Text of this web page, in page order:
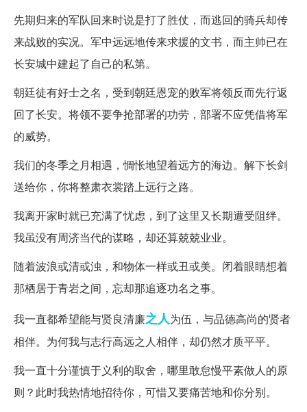
先期归来的军队回来时说是打了胜仗，而逃回的骑兵却传
来战败的实况。军中远远地传来求援的文书，而主帅已在
长安城中建起了自己的私第。
朝廷徒有好士之名，受到朝廷恩宠的败军将领反而先行返
回了长安。将领不要争抢部署的功劳，部署不应凭借将军
的威势。
我们的冬季之月相遇，惆怅地望着远方的海边。解下长剑
送给你，你将整肃衣裳踏上远行之路。
我离开家时就已充满了忧虑，到了这里又长期遭受阻绊。
我虽没有周济当代的谋略，却还算兢兢业业。
随着波浪或清或浊，和物体一样或丑或美。闭着眼睛想着
那栖居于青岩之间，忘却那追逐功名之事。
我一直都希望能与贤良清廉之人为伍，与品德高尚的贤者
相伴。为何我与志行高远之人相伴，却仍然才质平平。
我一直十分谨慎于义利的取舍，哪里敢怠慢平素做人的原
则？此时我热情地招待你，可惜又要痛苦地和你分别。